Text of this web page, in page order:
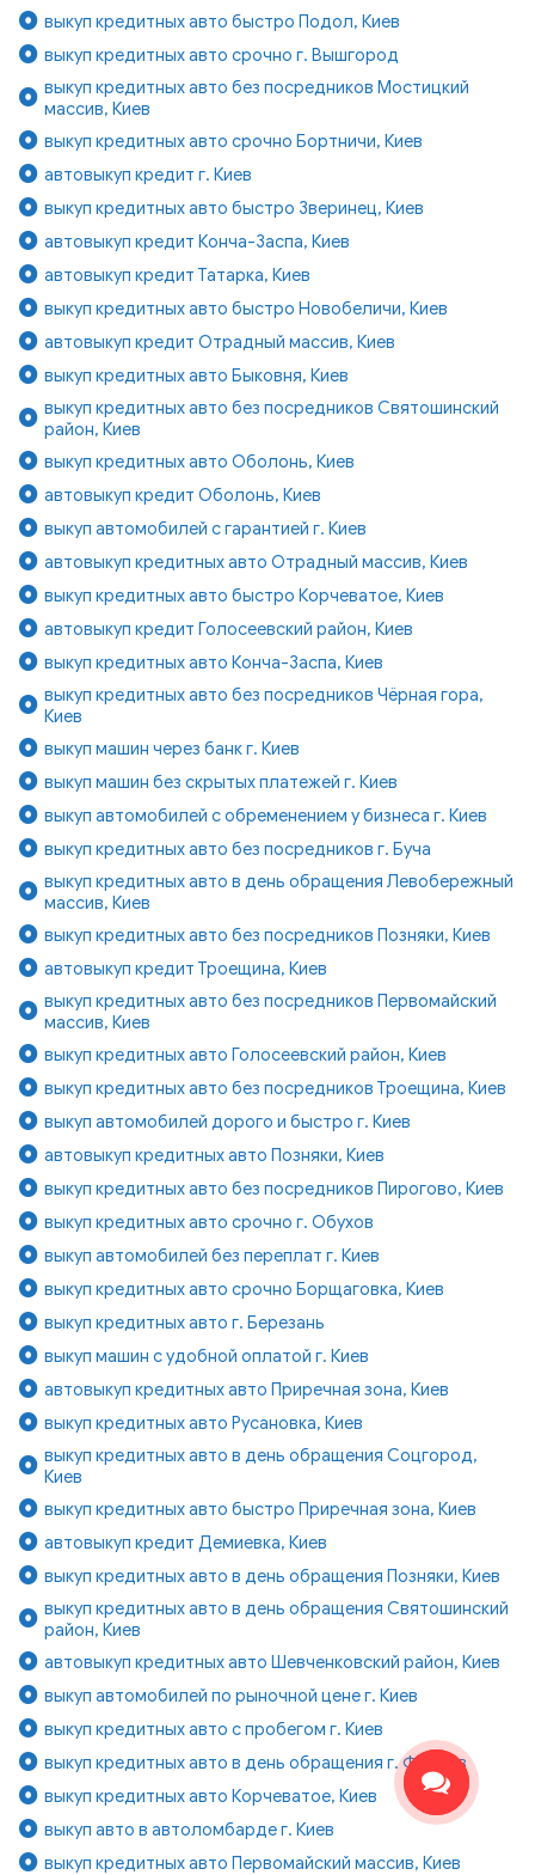
выкуп кредитных авто быстро Подол, Киев
выкуп кредитных авто срочно г. Вышгород
выкуп кредитных авто без посредников Мостицкий
массив, Киев
выкуп кредитных авто срочно Бортничи, Киев
автовыкуп кредит г. Киев
выкуп кредитных авто быстро Зверинец, Киев
автовыкуп кредит Конча-Заспа, Киев
автовыкуп кредит Татарка, Киев
выкуп кредитных авто быстро Новобеличи, Киев
автовыкуп кредит Отрадный массив, Киев
выкуп кредитных авто Быковня, Киев
выкуп кредитных авто без посредников Святошинский
район, Киев
выкуп кредитных авто Оболонь, Киев
автовыкуп кредит Оболонь, Киев
выкуп автомобилей с гарантией г. Киев
автовыкуп кредитных авто Отрадный массив, Киев
выкуп кредитных авто быстро Корчеватое, Киев
автовыкуп кредит Голосеевский район, Киев
выкуп кредитных авто Конча-Заспа, Киев
выкуп кредитных авто без посредников Чёрная гора,
Киев
выкуп машин через банк г. Киев
выкуп машин без скрытых платежей г. Киев
выкуп автомобилей с обременением у бизнеса г. Киев
выкуп кредитных авто без посредников г. Буча
выкуп кредитных авто в день обращения Левобережный
массив, Киев
выкуп кредитных авто без посредников Позняки, Киев
автовыкуп кредит Троещина, Киев
выкуп кредитных авто без посредников Первомайский
массив, Киев
выкуп кредитных авто Голосеевский район, Киев
выкуп кредитных авто без посредников Троещина, Киев
выкуп автомобилей дорого и быстро г. Киев
автовыкуп кредитных авто Позняки, Киев
выкуп кредитных авто без посредников Пирогово, Киев
выкуп кредитных авто срочно г. Обухов
выкуп автомобилей без переплат г. Киев
выкуп кредитных авто срочно Борщаговка, Киев
выкуп кредитных авто г. Березань
выкуп машин с удобной оплатой г. Киев
автовыкуп кредитных авто Приречная зона, Киев
выкуп кредитных авто Русановка, Киев
выкуп кредитных авто в день обращения Соцгород,
Киев
выкуп кредитных авто быстро Приречная зона, Киев
автовыкуп кредит Демиевка, Киев
выкуп кредитных авто в день обращения Позняки, Киев
выкуп кредитных авто в день обращения Святошинский
район, Киев
автовыкуп кредитных авто Шевченковский район, Киев
выкуп автомобилей по рыночной цене г. Киев
выкуп кредитных авто с пробегом г. Киев
выкуп кредитных авто в день обращения г. Фастов
выкуп кредитных авто Корчеватое, Киев
выкуп авто в автоломбарде г. Киев
выкуп кредитных авто Первомайский массив, Киев